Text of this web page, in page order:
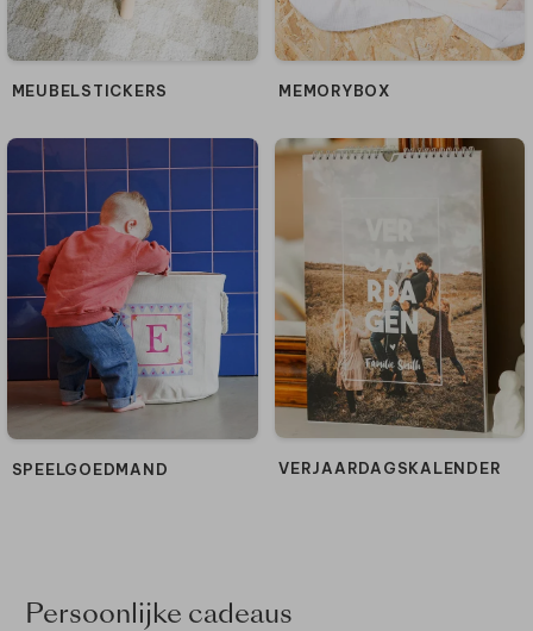
MEUBELSTICKERS MEMORYBOX
SPEELGOEDMAND VERJAARDAGSKALENDER
Persoonlijke cadeaus